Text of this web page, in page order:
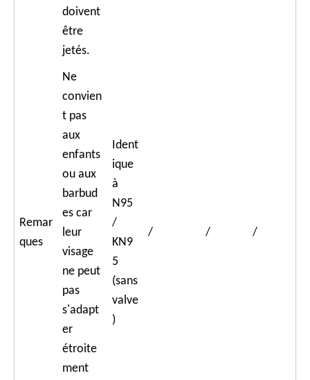
doivent
être
jetés.
Remar
ques
Ne
convien
t pas
aux
enfants
ou aux
barbud
es car
leur
visage
ne peut
pas
s'adapt
er
étroite
ment
Ident
ique
à
N95
/
KN9
5
(sans
valve
)
/ / /